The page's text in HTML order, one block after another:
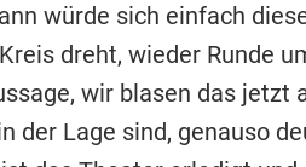
würde sich einfach
dreht, wieder Runde
wir blasen das jetzt
der Lage sind, genauso